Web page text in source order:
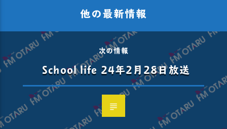
他の最新情報
次の情報
School life 24年2月28日放送